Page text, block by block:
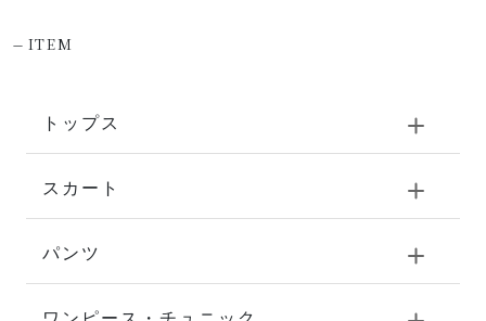
-ITEM
トップス
スカート
パンツ